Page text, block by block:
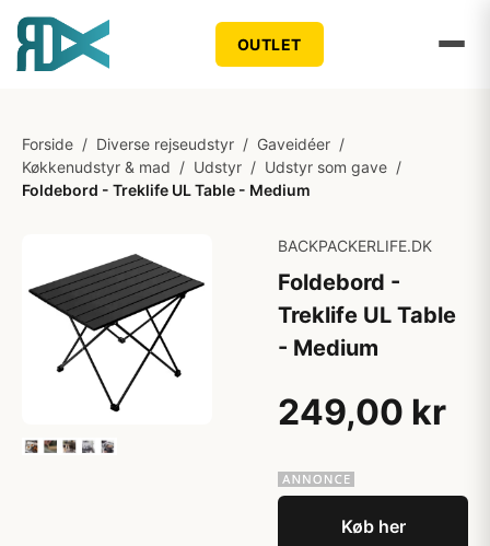
OUTLET
Forside / Diverse rejseudstyr / Gaveidéer /
Køkkenudstyr & mad / Udstyr / Udstyr som gave /
Foldebord - Treklife UL Table - Medium
BACKPACKERLIFE.DK
Foldebord -
Treklife UL Table
- Medium
249,00 kr
Køb her